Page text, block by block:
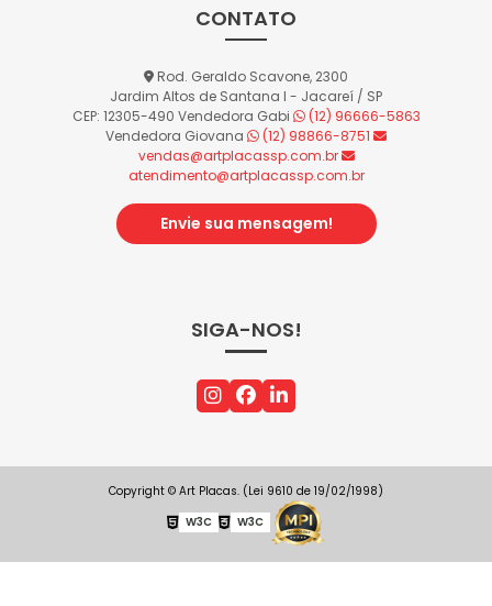
CONTATO
Rod. Geraldo Scavone, 2300
Jardim Altos de Santana I - Jacareí / SP
CEP: 12305-490 Vendedora Gabi
(12) 96666-5863
Vendedora Giovana
(12) 98866-8751
vendas@artplacassp.com.br
atendimento@artplacassp.com.br
Envie sua mensagem!
SIGA-NOS!
Copyright © Art Placas. (Lei 9610 de 19/02/1998)
W3C
W3C